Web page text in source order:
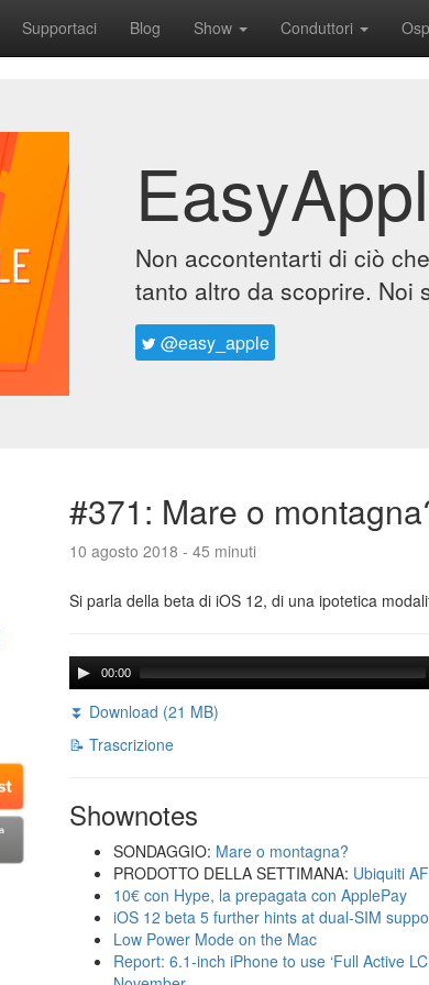
Supportaci Blog Show Conduttori
Non accontentarti di ciò
tanto altro da scoprire. Noi
@easy_apple
#371: Mare o
10 agosto 2018 - 45 minuti
Si parla della beta di iOS 12, di una ipotetica
00:00
⏬ Download (21 MB)
📝 Trascrizione
Shownotes
SONDAGGIO: Mare o montagna?
PRODOTTO DELLA SETTIMANA: Ubiquiti
10€ con Hype, la prepagata con ApplePay
iOS 12 beta 5 further hints at dual-SIM
Low Power Mode on the Mac
Report: 6.1-inch iPhone to use ‘Full Active